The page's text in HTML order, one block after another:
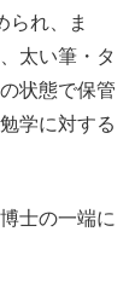
られ、ま
太い筆・タ
状態で保管
学に対する
士の一端に